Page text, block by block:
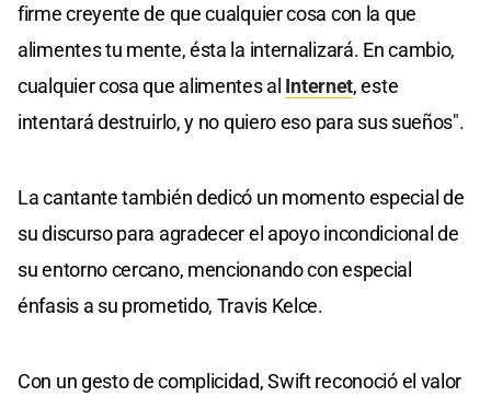
firme creyente de que cualquier cosa con la que
alimentes tu mente, ésta la internalizará. En cambio,
cualquier cosa que alimentes al Internet, este
intentará destruirlo, y no quiero eso para sus sueños".
La cantante también dedicó un momento especial de
su discurso para agradecer el apoyo incondicional de
su entorno cercano, mencionando con especial
énfasis a su prometido, Travis Kelce.
Con un gesto de complicidad, Swift reconoció el valor